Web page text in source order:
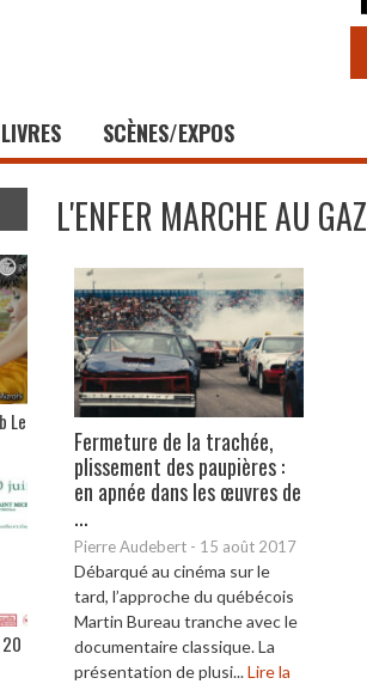
LIVRES SCÈNES/EXPOS
L'ENFER MARCHE AU GAZ
Fermeture de la trachée,
plissement des paupières :
en apnée dans les œuvres de
...
Pierre Audebert - 15 août 2017
Débarqué au cinéma sur le
tard, l’approche du québécois
Martin Bureau tranche avec le
documentaire classique. La
présentation de plusi...Lire la
Le